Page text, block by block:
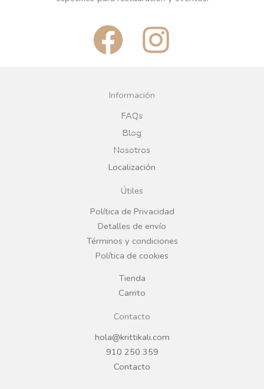
F
a
c
e
b
o
o
k
I
n
g
r
a
Información
FAQs
Blog
Nosotros
Localización
Útiles
Política de Privacidad
Detalles de envío
Términos y condiciones
Política de cookies
Tienda
Carrito
Contacto
hola@krittikali.com
910 250 359
Contacto